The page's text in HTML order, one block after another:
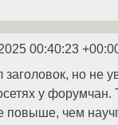
00:40:23
заголовок, но не
у форумчан.
повыше, чем